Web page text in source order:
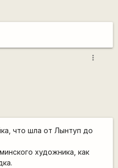
more_vert
что шла от Лынтуп до
художника, как